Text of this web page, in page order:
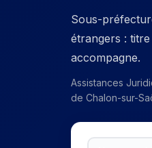
Sous-
étrangers :
accompagne.
Assistances
de Chalon-sur-